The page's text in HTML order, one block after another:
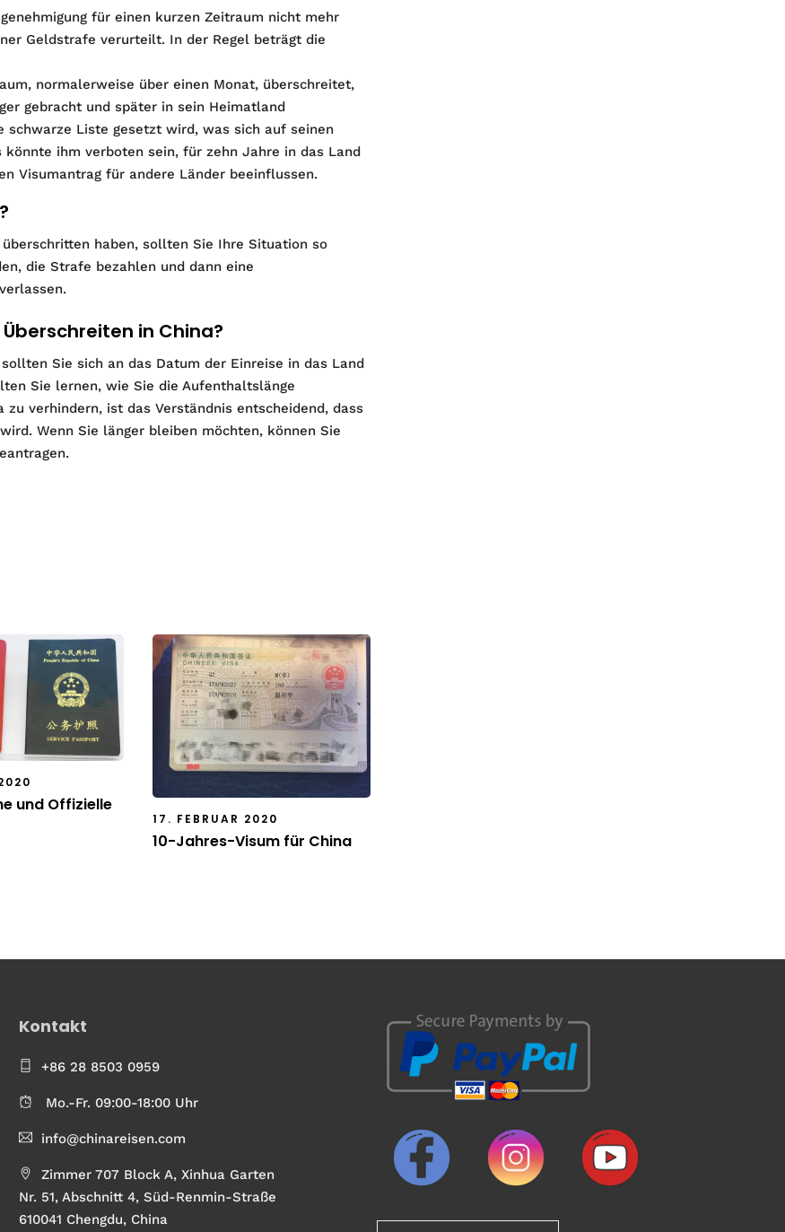
für einen kurzen Zeitraum nicht mehr
Geldstrafe verurteilt. In der Regel beträgt die
normalerweise über einen Monat, überschreitet,
gebracht und später in sein Heimatland
schwarze Liste gesetzt wird, was sich auf seinen
ihm verboten sein, für zehn Jahre in das Land
Visumantrag für andere Länder beeinflussen.
haben, sollten Sie Ihre Situation so
die Strafe bezahlen und dann eine
in China?
Sie sich an das Datum der Einreise in das Land
Sie lernen, wie Sie die Aufenthaltslänge
verhindern, ist das Verständnis entscheidend, dass
Wenn Sie länger bleiben möchten, können Sie
und Offizielle
17. FEBRUAR 2020
10-Jahres-Visum für China
Kontakt
+86 28 8503 0959
Mo.-Fr. 09:00-18:00 Uhr
info@chinareisen.com
Zimmer 707 Block A, Xinhua Garten
Nr. 51, Abschnitt 4, Süd-Renmin-Straße
610041 Chengdu, China